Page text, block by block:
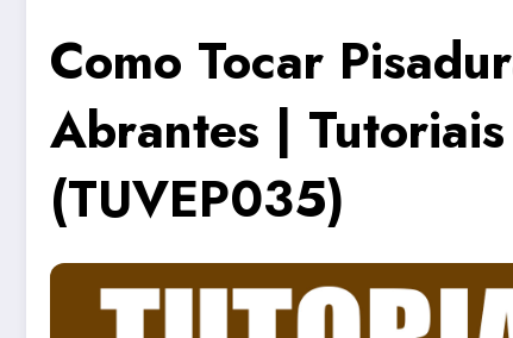
Como Tocar
Abrantes |
(TUVEP035)